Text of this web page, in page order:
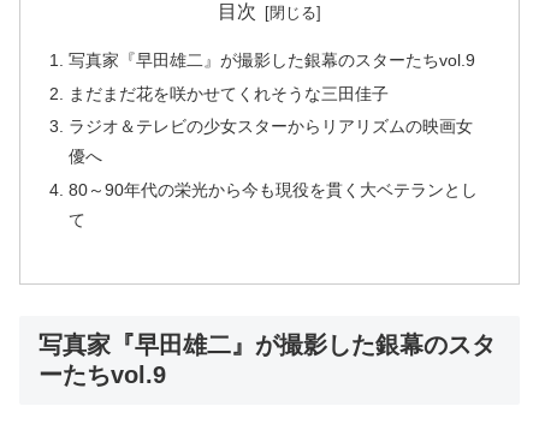
目次
写真家『早田雄二』が撮影した銀幕のスターたちvol.9
まだまだ花を咲かせてくれそうな三田佳子
ラジオ＆テレビの少女スターからリアリズムの映画女
優へ
80～90年代の栄光から今も現役を貫く大ベテランとし
て
写真家『早田雄二』が撮影した銀幕のスタ
ーたちvol.9